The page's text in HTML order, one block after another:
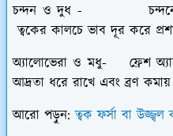
চন্দন ও দুধ -
ত্বকের কালচে ভাব দূর করে
অ্যালোভেরা ও মধু- ফ্রেশ
আদ্রতা ধরে রাখে এবং ব্রণ
আরো পড়ুন:ত্বক ফর্সা বা